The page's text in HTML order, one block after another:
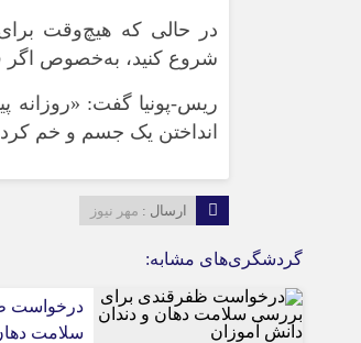
در حالی که هیچ‌وقت
شروع کنید، به‌خصوص اگر
ریس-پونیا گفت:
انداختن یک جسم و خم
ارسال : مهر نیوز
گردشگری‌های مشابه:
درخواست
سلامت